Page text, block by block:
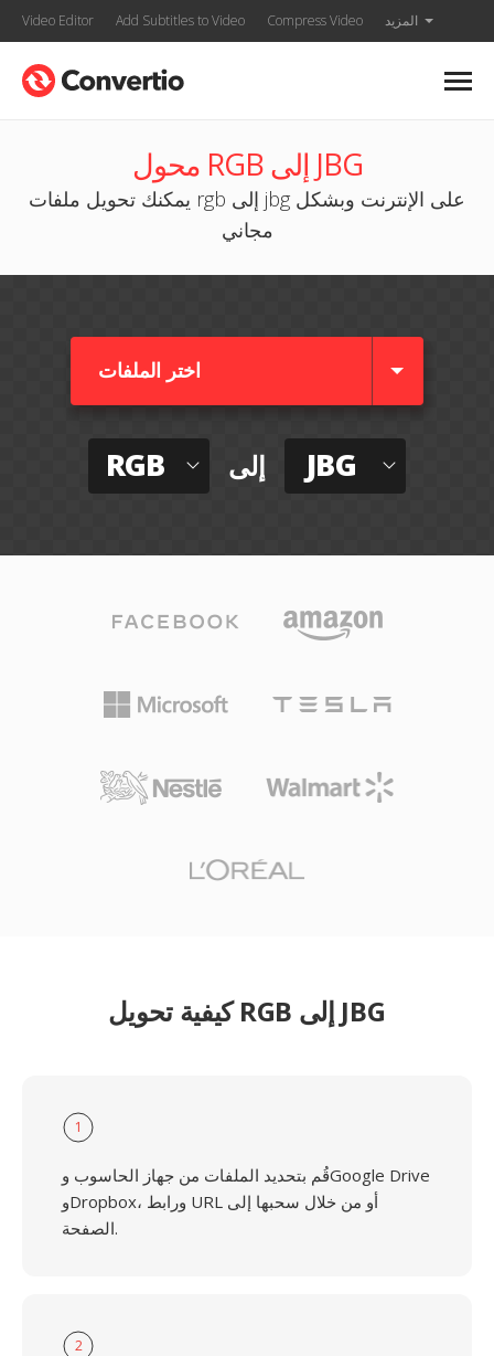
Video Editor Add Subtitles to Video Compress Video المزيد
محول RGB إلى JBG
يمكنك تحويل ملفات rgb إلى jbg على الإنترنت وبشكل
مجاني
اختر الملفات
RGB إلى JBG
كيفية تحويل RGB إلى JBG
1
قُم بتحديد الملفات من جهاز الحاسوب وGoogle Drive
وDropbox، ورابط URL أو من خلال سحبها إلى
الصفحة.
2